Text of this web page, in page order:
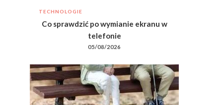
TECHNOLOGIE
Co sprawdzić po wymianie ekranu w
telefonie
05/08/2026